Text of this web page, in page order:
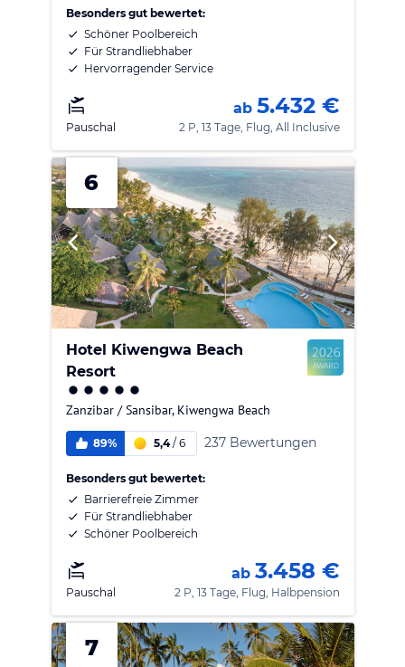
Besonders gut bewertet:
Schöner Poolbereich
Für Strandliebhaber
Hervorragender Service
Pauschal
ab 5.432 €
2 P, 13 Tage, Flug, All Inclusive
6
Hotel Kiwengwa Beach
Resort
Zanzibar / Sansibar, Kiwengwa Beach
89% 5,4/6 237 Bewertungen
Besonders gut bewertet:
Barrierefreie Zimmer
Für Strandliebhaber
Schöner Poolbereich
Pauschal
ab 3.458 €
2 P, 13 Tage, Flug, Halbpension
7